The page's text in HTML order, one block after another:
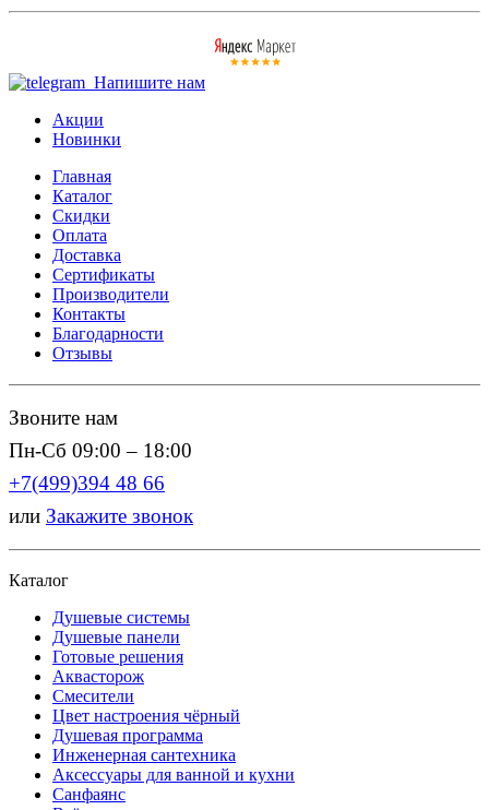
Напишите нам
Акции
Новинки
Главная
Каталог
Скидки
Оплата
Доставка
Сертификаты
Производители
Контакты
Благодарности
Отзывы
Звоните нам
Пн-Сб 09:00 – 18:00
+7(499)394 48 66
или Закажите звонок
Каталог
Душевые системы
Душевые панели
Готовые решения
Аквасторож
Смесители
Цвет настроения чёрный
Душевая программа
Инженерная сантехника
Аксессуары для ванной и кухни
Санфаянс